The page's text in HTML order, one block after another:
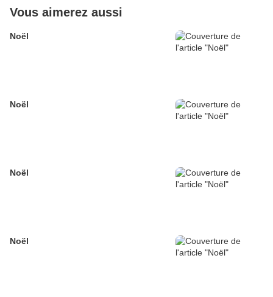
Vous aimerez aussi
Noël
Noël
Noël
Noël